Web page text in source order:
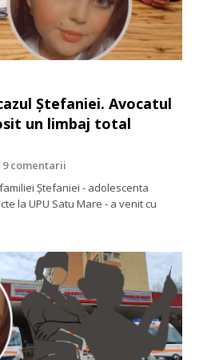
Ștefaniei. Avocatul
un limbaj total
9 comentarii
Ștefaniei - adolescenta
la UPU Satu Mare - a venit cu